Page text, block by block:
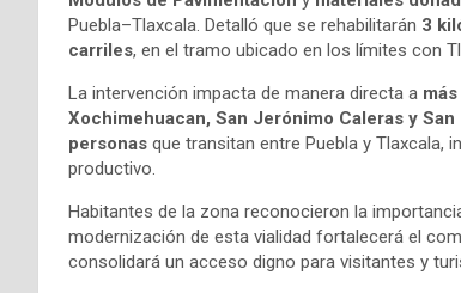
Puebla–Tlaxcala. Detalló que se rehabilitarán 3
carriles, en el tramo ubicado en los límites con
La intervención impacta de manera directa a
Xochimehuacan, San Jerónimo Caleras y
personas que transitan entre Puebla y Tlaxcala,
productivo.
Habitantes de la zona reconocieron la
modernización de esta vialidad fortalecerá el
consolidará un acceso digno para visitantes y